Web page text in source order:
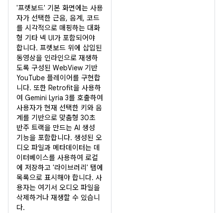
'프렛보드' 기본 화면에는 사용
자가 선택한 근음, 음계, 코드
를 시각적으로 매핑하는 대화
형 기타 넥 UI가 포함되어야
합니다. 프렛보드 위에 삽입된
동영상을 인라인으로 재생하
도록 구성된 WebView 기반
YouTube 플레이어를 구현합
니다. 또한 Retrofit을 사용하
여 Gemini Lyria 3를 호출하여
사용자가 현재 선택한 키와 음
계를 기반으로 맞춤형 30초
반주 트랙을 만드는 AI 생성
기능을 포함합니다. 생성된 오
디오 파일과 메타데이터는 데
이터베이스를 사용하여 로컬
에 저장하고 '라이브러리' 탭에
목록으로 표시해야 합니다. 사
용자는 여기서 오디오 파일을
삭제하거나 재생할 수 있습니
다.